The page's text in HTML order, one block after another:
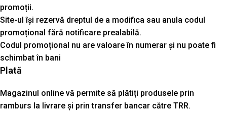
promoții.
Site-ul își rezervă dreptul de a modifica sau anula codul
promoțional fără notificare prealabilă.
Codul promoțional nu are valoare în numerar și nu poate fi
schimbat în bani
Plată
Magazinul online vă permite să plătiți produsele prin
ramburs la livrare și prin transfer bancar către TRR.